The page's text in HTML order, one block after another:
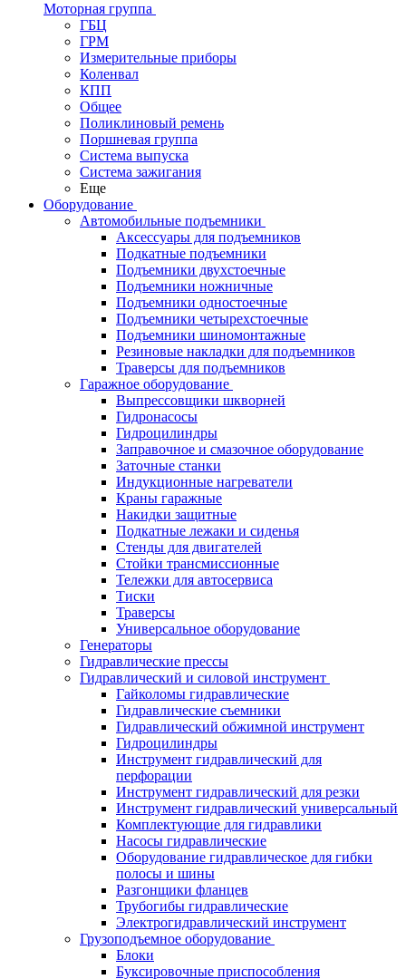
Моторная группа
ГБЦ
ГРМ
Измерительные приборы
Коленвал
КПП
Общее
Поликлиновый ремень
Поршневая группа
Система выпуска
Система зажигания
Еще
Оборудование
Автомобильные подъемники
Аксессуары для подъемников
Подкатные подъемники
Подъемники двухстоечные
Подъемники ножничные
Подъемники одностоечные
Подъемники четырехстоечные
Подъемники шиномонтажные
Резиновые накладки для подъемников
Траверсы для подъемников
Гаражное оборудование
Выпрессовщики шкворней
Гидронасосы
Гидроцилиндры
Заправочное и смазочное оборудование
Заточные станки
Индукционные нагреватели
Краны гаражные
Накидки защитные
Подкатные лежаки и сиденья
Стенды для двигателей
Стойки трансмиссионные
Тележки для автосервиса
Тиски
Траверсы
Универсальное оборудование
Генераторы
Гидравлические прессы
Гидравлический и силовой инструмент
Гайколомы гидравлические
Гидравлические съемники
Гидравлический обжимной инструмент
Гидроцилиндры
Инструмент гидравлический для
перфорации
Инструмент гидравлический для резки
Инструмент гидравлический универсальный
Комплектующие для гидравлики
Насосы гидравлические
Оборудование гидравлическое для гибки
полосы и шины
Разгонщики фланцев
Трубогибы гидравлические
Электрогидравлический инструмент
Грузоподъемное оборудование
Блоки
Буксировочные приспособления